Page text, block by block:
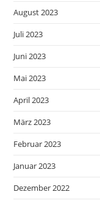
August 2023
Juli 2023
Juni 2023
Mai 2023
April 2023
März 2023
Februar 2023
Januar 2023
Dezember 2022